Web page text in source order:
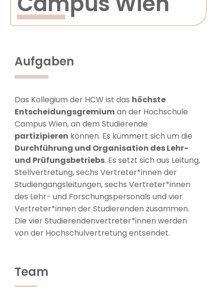
Aufgaben
Das Kollegium der HCW ist das höchste
Entscheidungsgremiuman der Hochschule
Campus Wien, an dem Studierende
partizipieren können. Es kümmert sich um die
Durchführung und Organisation des Lehr-
und Prüfungsbetriebs. Es setzt sich aus Leitung,
Stellvertretung, sechs Vertreter*innen der
Studiengangsleitungen, sechs Vertreter*innen
des Lehr- und Forschungspersonals und vier
Vertreter*innen der Studierenden zusammen.
Die vier Studierendenvertreter*innen werden
von der Hochschulvertretung entsendet.
Team